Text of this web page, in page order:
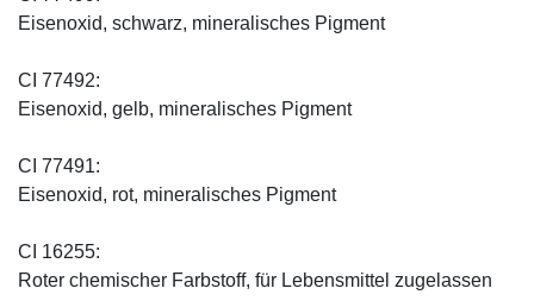
Eisenoxid, schwarz, mineralisches Pigment
CI 77492:
Eisenoxid, gelb, mineralisches Pigment
CI 77491:
Eisenoxid, rot, mineralisches Pigment
CI 16255:
Roter chemischer Farbstoff, für Lebensmittel zugelassen